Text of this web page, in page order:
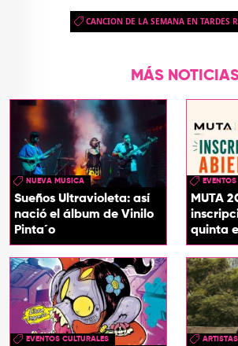
CANCION DE LA SEMANA EN TARDES
MÁS
NUEVA MUSICA
Sueños Ultravioleta: así
nació el álbum de Vinilo
Pinta´o
MUTA
quinta
EVENTOS CULTURALES